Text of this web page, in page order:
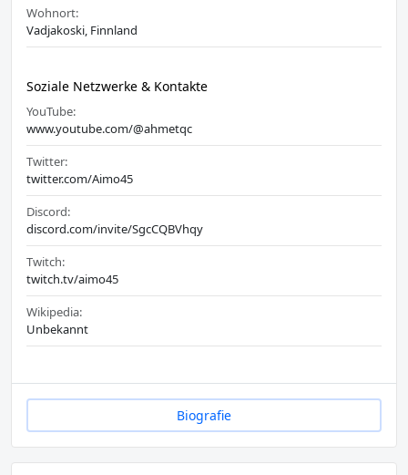
Wohnort:
Vadjakoski, Finnland
Soziale Netzwerke & Kontakte
YouTube:
www.youtube.com/@ahmetqc
Twitter:
twitter.com/Aimo45
Discord:
discord.com/invite/SgcCQBVhqy
Twitch:
twitch.tv/aimo45
Wikipedia:
Unbekannt
Biografie